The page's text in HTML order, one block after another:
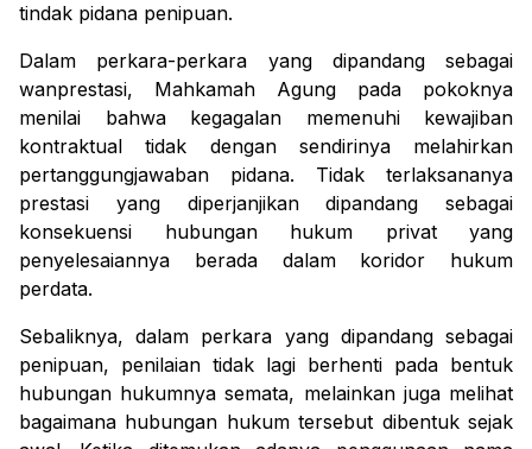
tindak pidana penipuan.
Dalam perkara-perkara yang dipandang sebagai
wanprestasi, Mahkamah Agung pada pokoknya
menilai bahwa kegagalan memenuhi kewajiban
kontraktual tidak dengan sendirinya melahirkan
pertanggungjawaban pidana. Tidak terlaksananya
prestasi yang diperjanjikan dipandang sebagai
konsekuensi hubungan hukum privat yang
penyelesaiannya berada dalam koridor hukum
perdata.
Sebaliknya, dalam perkara yang dipandang sebagai
penipuan, penilaian tidak lagi berhenti pada bentuk
hubungan hukumnya semata, melainkan juga melihat
bagaimana hubungan hukum tersebut dibentuk sejak